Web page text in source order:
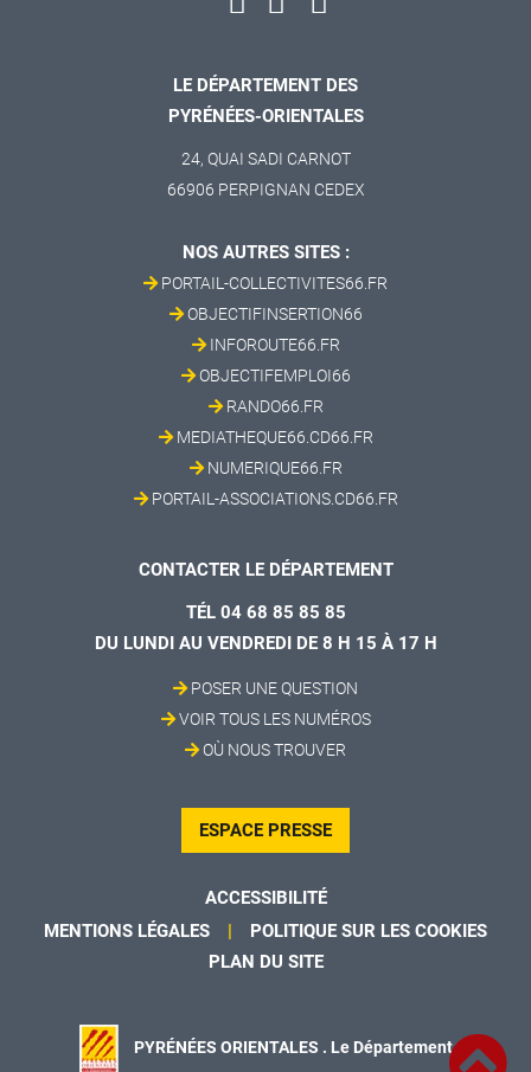
LE DÉPARTEMENT DES
PYRÉNÉES-ORIENTALES
24, QUAI SADI CARNOT
66906 PERPIGNAN CEDEX
NOS AUTRES SITES :
PORTAIL-COLLECTIVITES66.FR
OBJECTIFINSERTION66
INFOROUTE66.FR
OBJECTIFEMPLOI66
RANDO66.FR
MEDIATHEQUE66.CD66.FR
NUMERIQUE66.FR
PORTAIL-ASSOCIATIONS.CD66.FR
CONTACTER LE DÉPARTEMENT
TÉL 04 68 85 85 85
DU LUNDI AU VENDREDI DE 8 H 15 À 17 H
POSER UNE QUESTION
VOIR TOUS LES NUMÉROS
OÙ NOUS TROUVER
ESPACE PRESSE
ACCESSIBILITÉ
MENTIONS LÉGALES
POLITIQUE SUR LES COOKIES
PLAN DU SITE
PYRÉNÉES ORIENTALES . Le Département